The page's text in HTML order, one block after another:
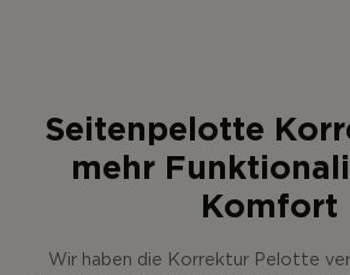
Seitenpelotte
mehr
Komfort
Wir haben die Korrektur Pelotte